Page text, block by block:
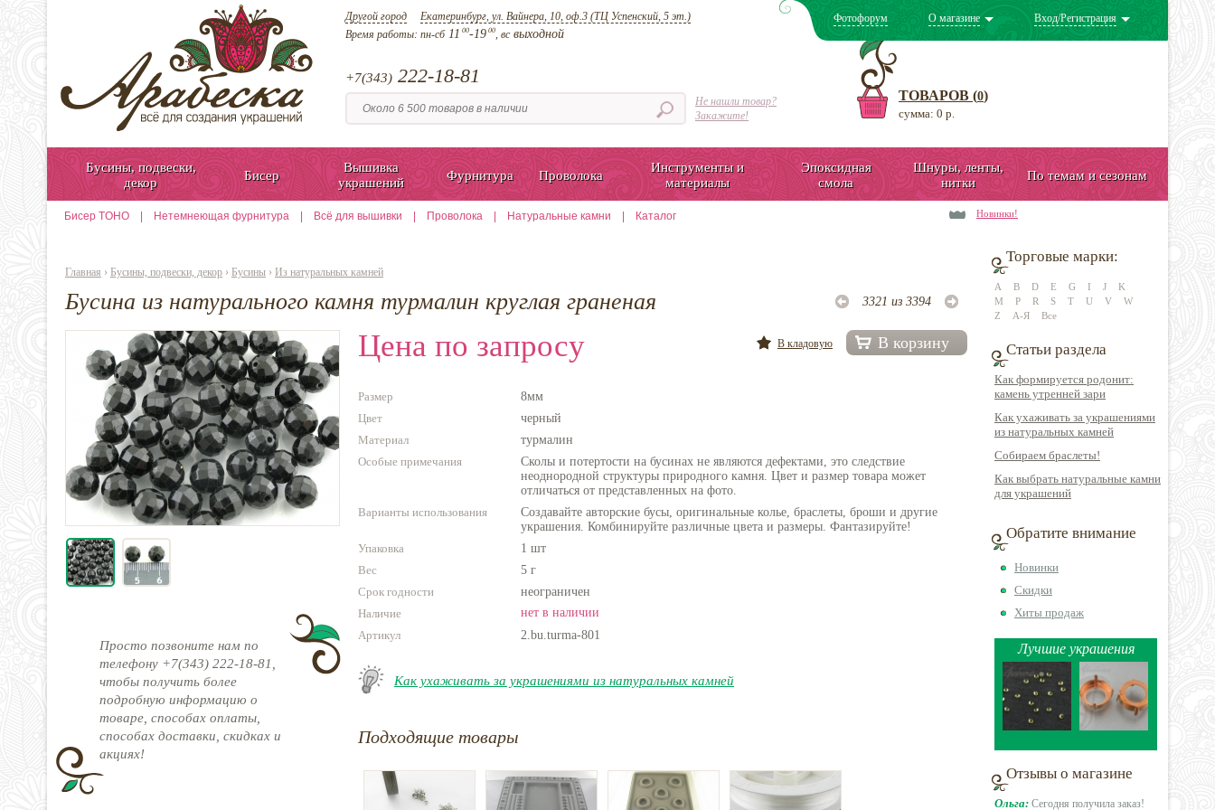
Другой город Екатеринбург, ул. Вайнера, 10, оф.3 (ТЦ Успенский, 5 эт.)
Время работы: пн-сб11 00-19 00, всвыходной
+7(343) 222-18-81
Не нашли товар?
Закажите!
Фотофорум О магазине Вход/Регистрация
ТОВАРОВ (0)
сумма: 0 р.
Бусины, подвески,
декор
Бисер
Вышивка
украшений
Фурнитура Проволока
Инструменты и
материалы
Эпоксидная
смола
Шнуры, ленты,
нитки
По темам и сезонам
Бисер TOHO Нетемнеющая фурнитура Всё для вышивки Проволока Натуральные камни Каталог Новинки!
Главная › Бусины, подвески, декор › Бусины › Из натуральных камней
Бусина из натурального камня турмалин круглая граненая 3321 из 3394
Просто позвоните нам по
телефону +7(343) 222-18-81,
чтобы получить более
подробную информацию о
товаре, способах оплаты,
способах доставки, скидках и
акциях!
Цена по запросу В корзину
В кладовую
Размер
8мм
Цвет
черный
Материал
турмалин
Особые примечания
Сколы и потертости на бусинах не являются дефектами, это следствие
неоднородной структуры природного камня. Цвет и размер товара может
отличаться от представленных на фото.
Варианты использования
Создавайте авторские бусы, оригинальные колье, браслеты, броши и другие
украшения. Комбинируйте различные цвета и размеры. Фантазируйте!
Упаковка
1 шт
Вес
5 г
Срок годности
неограничен
Наличие
нет в наличии
Артикул
2.bu.turma-801
Как ухаживать за украшениями из натуральных камней
Подходящие товары
Торговые марки:
A B D E G I J
K
M
P R S T U V
W
Z
А-Я Все
Статьи раздела
Как формируется родонит:
камень утренней зари
Как ухаживать за украшениями
из натуральных камней
Собираем браслеты!
Как выбрать натуральные камни
для украшений
Обратите внимание
Новинки
Скидки
Хиты продаж
Лучшие украшения
Отзывы о магазине
Ольга: Сегодня получила заказ!